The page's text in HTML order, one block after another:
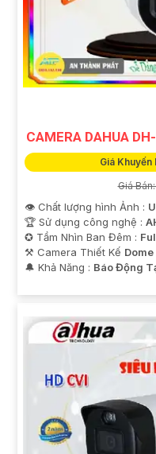
CAMERA DAHUA
Giá
Giá
👁 Chất lượng hình Ảnh :
🏆 Sử dụng công nghệ :
✪ Tầm Nhìn Ban Đêm :
⚒ Camera Thiết Kế
️🔔 Khả Năng : Báo Động